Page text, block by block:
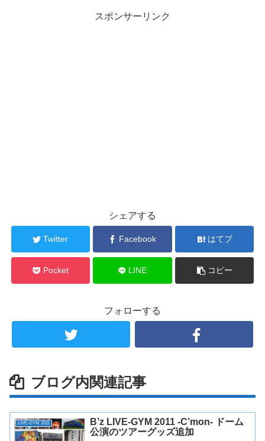
スポンサーリンク
シェアする
Twitter Facebook はてブ
Pocket LINE コピー
フォローする
ブログ内関連記事
LIVE-GYM 2011
B’z LIVE-GYM 2011 -C’mon- ドーム
公演のツアーグッズ追加